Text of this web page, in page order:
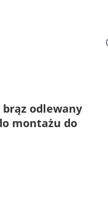
brąz odlewany
montażu do